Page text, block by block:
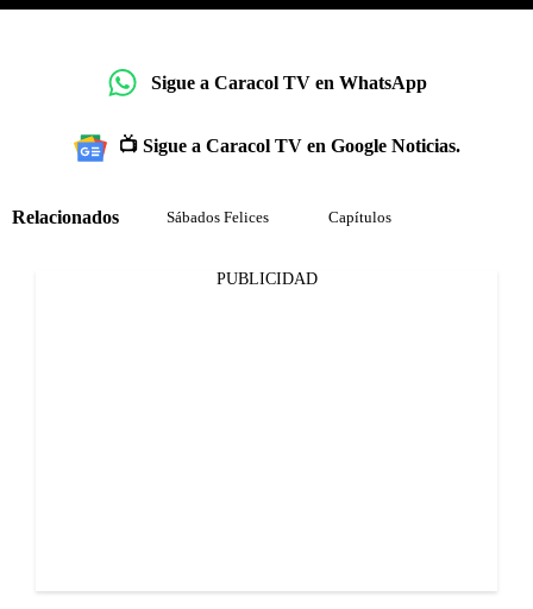
Sigue a Caracol TV en WhatsApp
📺 Sigue a Caracol TV en Google Noticias.
Relacionados Sábados Felices Capítulos
PUBLICIDAD